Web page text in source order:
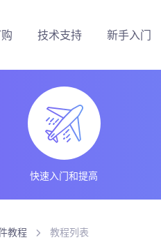
技术支持 新手入门
快速入门和提高
教程 教程列表